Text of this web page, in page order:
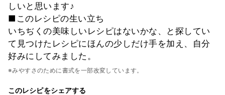
しいと思います♪
■このレシピの生い立ち
いちぢくの美味しいレシピはないかな、と探してい
て見つけたレシピにほんの少しだけ手を加え、自分
好みにしてみました。
※みやすさのために書式を一部改変しています。
このレシピをシェアする